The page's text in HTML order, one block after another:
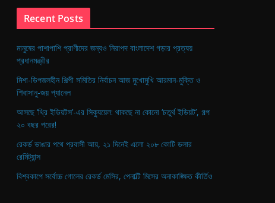
Recent Posts
মানুষের পাশাপাশি প্রাণীদের জন্যও নিরাপদ বাংলাদেশ গড়ার প্রত্যয়
প্রধানমন্ত্রীর
মিশা-ডিপজলহীন শিল্পী সমিতির নির্বাচন আজ মুখোমুখি আরমান-মুক্তি ও
শিবাসানু-জয় প্যানেল
আসছে ‘থ্রি ইডিয়টস’-এর সিক্যুয়েল: থাকছে না কোনো ‘চতুর্থ ইডিয়ট’, গল্প
২০ বছর পরের!
রেকর্ড ভাঙার পথে প্রবাসী আয়, ২১ দিনেই এলো ২০৮ কোটি ডলার
রেমিট্যান্স
বিশ্বকাপে সর্বোচ্চ গোলের রেকর্ড মেসির, পেনাল্টি মিসের অনাকাঙ্ক্ষিত কীর্তিও